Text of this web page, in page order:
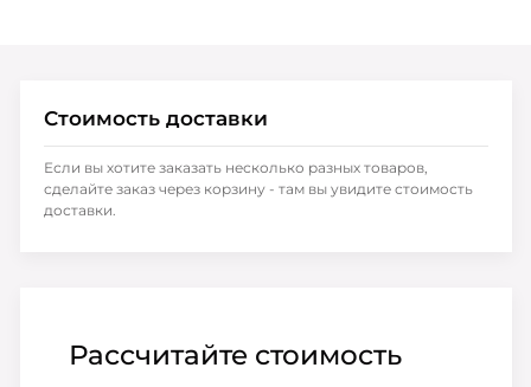
Рассчитайте стоимость
Стоимость доставки
Если вы хотите заказать несколько разных товаров,
сделайте заказ через корзину - там вы увидите стоимость
доставки.